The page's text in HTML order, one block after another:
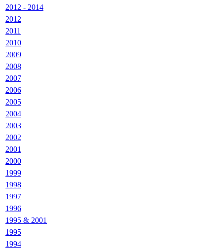
2012 - 2014
2012
2011
2010
2009
2008
2007
2006
2005
2004
2003
2002
2001
2000
1999
1998
1997
1996
1995 & 2001
1995
1994